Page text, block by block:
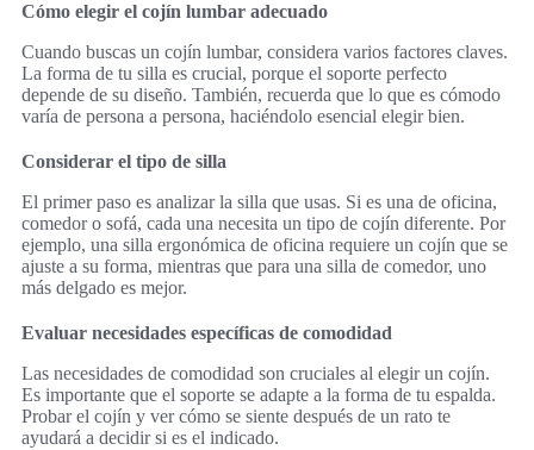
Cómo elegir el cojín lumbar adecuado
Cuando buscas un cojín lumbar, considera varios factores claves.
La forma de tu silla es crucial, porque el soporte perfecto
depende de su diseño. También, recuerda que lo que es cómodo
varía de persona a persona, haciéndolo esencial elegir bien.
Considerar el tipo de silla
El primer paso es analizar la silla que usas. Si es una de oficina,
comedor o sofá, cada una necesita un tipo de cojín diferente. Por
ejemplo, una silla ergonómica de oficina requiere un cojín que se
ajuste a su forma, mientras que para una silla de comedor, uno
más delgado es mejor.
Evaluar necesidades específicas de comodidad
Las necesidades de comodidad son cruciales al elegir un cojín.
Es importante que el soporte se adapte a la forma de tu espalda.
Probar el cojín y ver cómo se siente después de un rato te
ayudará a decidir si es el indicado.